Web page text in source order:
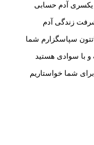
یکسری آدم حسابی
زندگی آدم
سپاسگزارم شما
و با سوادی هستید
برای شما خواستاریم